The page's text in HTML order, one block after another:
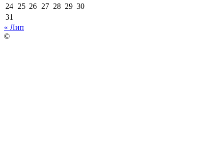
24 25 26 27 28 29 30
31
« Лип
©